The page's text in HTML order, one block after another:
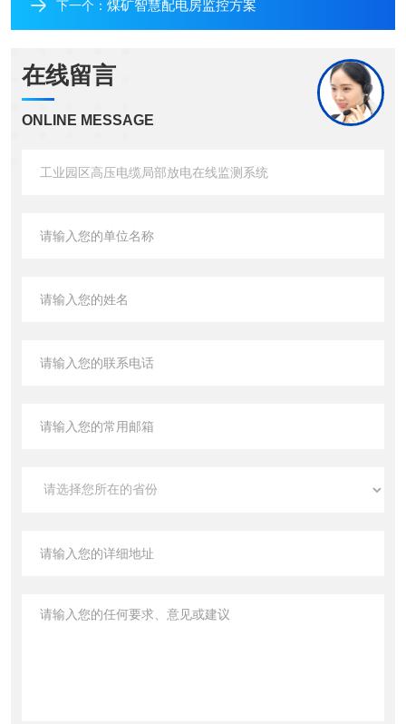
下一个： 煤矿智慧配电房监控方案
在线留言
ONLINE MESSAGE